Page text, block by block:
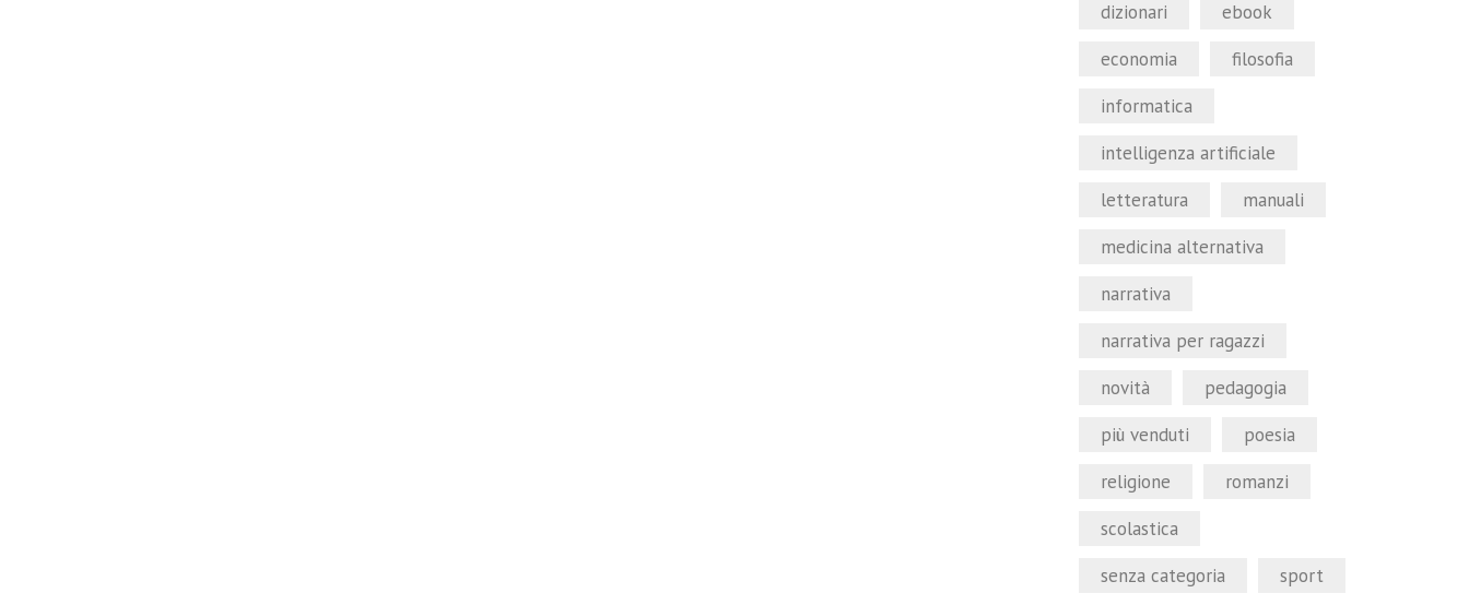
dizionari
ebook
economia
filosofia
informatica
intelligenza artificiale
letteratura
manuali
medicina alternativa
narrativa
narrativa per ragazzi
novità
pedagogia
più venduti
poesia
religione
romanzi
scolastica
senza categoria
sport